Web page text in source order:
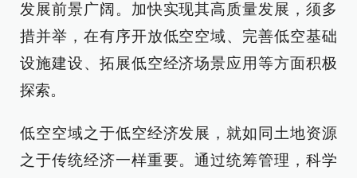
发展前景广阔。加快实现其高质量发展，须多
措并举，在有序开放低空空域、完善低空基础
设施建设、拓展低空经济场景应用等方面积极
探索。
低空空域之于低空经济发展，就如同土地资源
之于传统经济一样重要。通过统筹管理，科学